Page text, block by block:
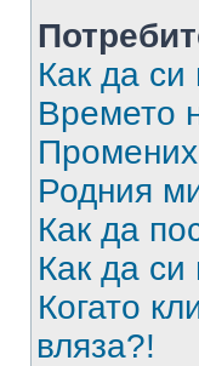
Как да си
Времето
Родния
Как да
Как да си
Когато
вляза?!